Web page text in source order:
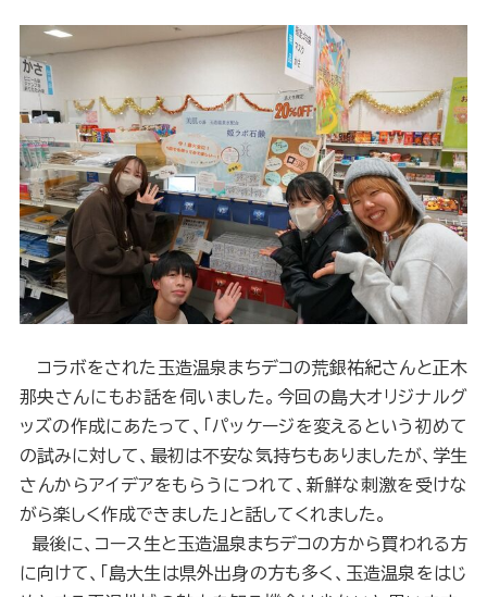
コラボをされた玉造温泉まちデコの荒銀祐紀さんと正木
那央さんにもお話を伺いました。今回の島大オリジナルグ
ッズの作成にあたって、「パッケージを変えるという初めて
の試みに対して、最初は不安な気持ちもありましたが、学生
さんからアイデアをもらうにつれて、新鮮な刺激を受けな
がら楽しく作成できました」と話してくれました。
最後に、コース生と玉造温泉まちデコの方から買われる方
に向けて、「島大生は県外出身の方も多く、玉造温泉をはじ